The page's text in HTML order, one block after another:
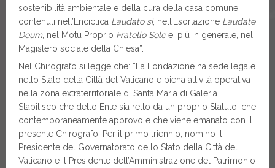
sostenibilità ambientale e della cura della casa comune
contenuti nell’Enciclica Laudato sì, nell’Esortazione Laudate
Deum , nel Motu Proprio Fratello Solee, più in generale, nel
Magistero sociale della Chiesa”.
Nel Chirografo si legge che: “La Fondazione ha sede legale
nello Stato della Città del Vaticano e piena attività operativa
nella zona extraterritoriale di Santa Maria di Galeria.
Stabilisco che detto Ente sia retto da un proprio Statuto, che
contemporaneamente approvo e che viene emanato con il
presente Chirografo. Per il primo triennio, nomino il
Presidente del Governatorato dello Stato della Città del
Vaticano e il Presidente dell’Amministrazione del Patrimonio